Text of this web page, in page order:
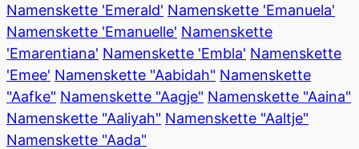
Namenskette 'Emerald' Namenskette 'Emanuela'
Namenskette 'Emanuelle' Namenskette
'Emarentiana' Namenskette 'Embla' Namenskette
'Emee' Namenskette "Aabidah" Namenskette
"Aafke" Namenskette "Aagje" Namenskette "Aaina"
Namenskette "Aaliyah" Namenskette "Aaltje"
Namenskette "Aada"